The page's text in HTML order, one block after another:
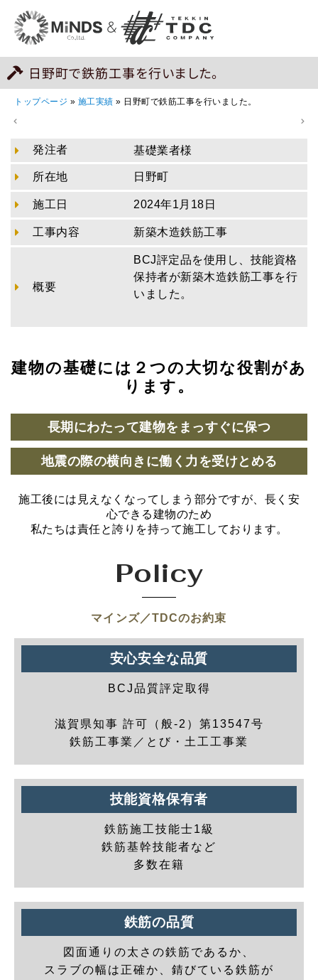
日野町で鉄筋工事を行いました。
トップページ » 施工実績 » 日野町で鉄筋工事を行いました。
発注者 基礎業者様
所在地 日野町
施工日 2024年1月18日
工事内容 新築木造鉄筋工事
概要
BCJ評定品を使用し、技能資格
保持者が新築木造鉄筋工事を行
いました。
建物の基礎には２つの大切な役割があ
ります。
長期にわたって建物をまっすぐに保つ
地震の際の横向きに働く力を受けとめる
施工後には見えなくなってしまう部分ですが、長く安
心できる建物のため
私たちは責任と誇りを持って施工しております。
Policy
マインズ／TDCのお約束
安心安全な品質
BCJ品質評定取得
滋賀県知事 許可（般-2）第13547号
鉄筋工事業／とび・土工工事業
技能資格保有者
鉄筋施工技能士1級
鉄筋基幹技能者など
多数在籍
鉄筋の品質
図面通りの太さの鉄筋であるか、
スラブの幅は正確か、錆びている鉄筋が